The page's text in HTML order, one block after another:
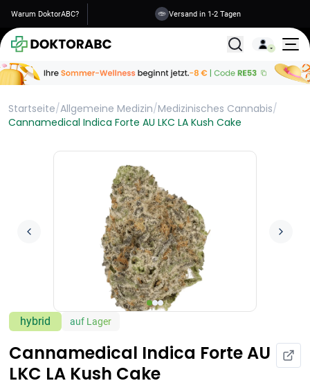
Warum DoktorABC? Versand in 1-2 Tagen
Alle
Startseite/Allgemeine Medizin/Medizinisches Cannabis/
Cannamedical Indica Forte AU LKC LA Kush Cake
hybrid auf Lager
Cannamedical Indica Forte AU
LKC LA Kush Cake